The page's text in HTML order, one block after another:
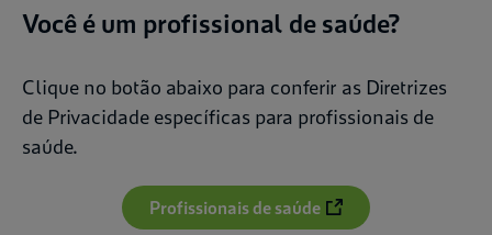
Você é um profissional de saúde?
Clique no botão abaixo para conferir as Diretrizes
de Privacidade específicas para profissionais de
saúde.
Profissionais de saúde